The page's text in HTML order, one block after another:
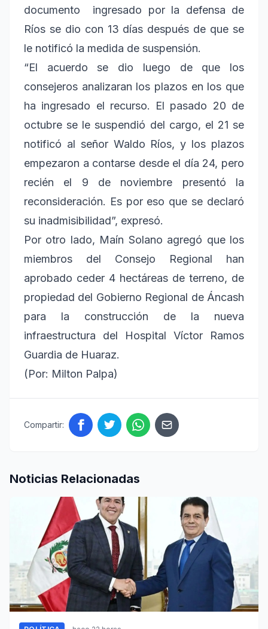
documento ingresado por la defensa de
Ríos se dio con 13 días después de que se
le notificó la medida de suspensión.
“El acuerdo se dio luego de que los
consejeros analizaran los plazos en los que
ha ingresado el recurso. El pasado 20 de
octubre se le suspendió del cargo, el 21 se
notificó al señor Waldo Ríos, y los plazos
empezaron a contarse desde el día 24, pero
recién el 9 de noviembre presentó la
reconsideración. Es por eso que se declaró
su inadmisibilidad”, expresó.
Por otro lado, Maín Solano agregó que los
miembros del Consejo Regional han
aprobado ceder 4 hectáreas de terreno, de
propiedad del Gobierno Regional de Áncash
para la construcción de la nueva
infraestructura del Hospital Víctor Ramos
Guardia de Huaraz.
(Por: Milton Palpa)
Compartir:
Noticias Relacionadas